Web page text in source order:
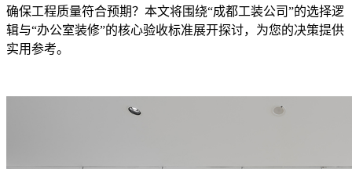
确保工程质量符合预期？本文将围绕“成都工装公司”的选择逻
辑与“办公室装修”的核心验收标准展开探讨，为您的决策提供
实用参考。